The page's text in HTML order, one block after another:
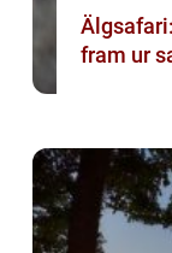
fram ur